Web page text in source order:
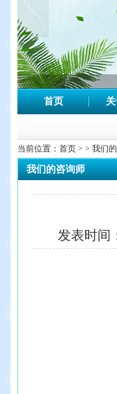
首页 关
当前位置： 首页 > > 我们
我们的咨询师
发表时间